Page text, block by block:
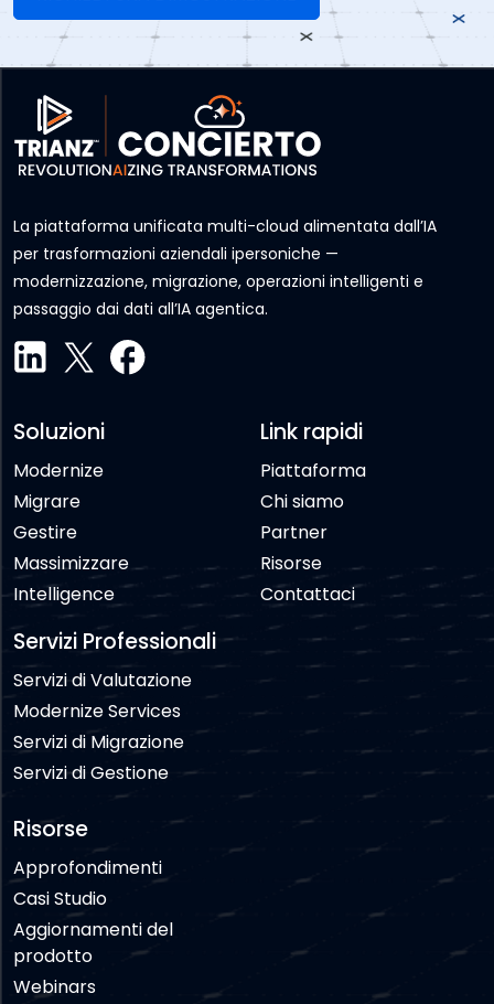
La piattaforma unificata multi-cloud alimentata dall’IA
per trasformazioni aziendali ipersoniche —
modernizzazione, migrazione, operazioni intelligenti e
passaggio dai dati all’IA agentica.
Soluzioni
Modernize
Migrare
Gestire
Massimizzare
Intelligence
Servizi Professionali
Servizi di Valutazione
Modernize Services
Servizi di Migrazione
Servizi di Gestione
Link rapidi
Piattaforma
Chi siamo
Partner
Risorse
Contattaci
Risorse
Approfondimenti
Casi Studio
Aggiornamenti del
prodotto
Webinars